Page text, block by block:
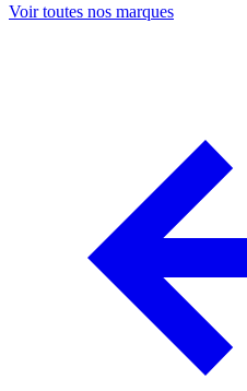
Voir toutes nos marques